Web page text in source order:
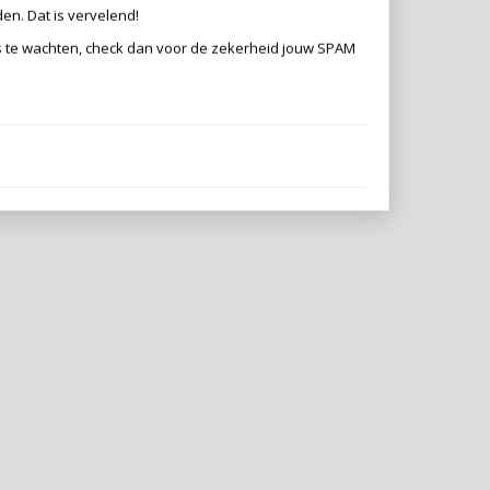
Dat is vervelend!
wachten, check dan voor de zekerheid jouw SPAM